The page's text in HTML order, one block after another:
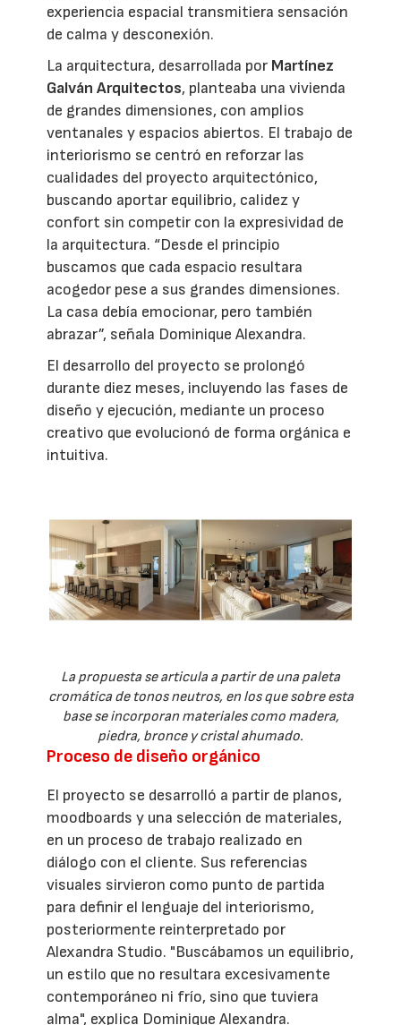
experiencia espacial transmitiera sensación
de calma y desconexión.
La arquitectura, desarrollada por Martínez
Galván Arquitectos, planteaba una vivienda
de grandes dimensiones, con amplios
ventanales y espacios abiertos. El trabajo de
interiorismo se centró en reforzar las
cualidades del proyecto arquitectónico,
buscando aportar equilibrio, calidez y
confort sin competir con la expresividad de
la arquitectura. “Desde el principio
buscamos que cada espacio resultara
acogedor pese a sus grandes dimensiones.
La casa debía emocionar, pero también
abrazar”, señala Dominique Alexandra.
El desarrollo del proyecto se prolongó
durante diez meses, incluyendo las fases de
diseño y ejecución, mediante un proceso
creativo que evolucionó de forma orgánica e
intuitiva.
La propuesta se articula a partir de una paleta
cromática de tonos neutros, en los que sobre esta
base se incorporan materiales como madera,
piedra, bronce y cristal ahumado.
Proceso de diseño orgánico
El proyecto se desarrolló a partir de planos,
moodboards y una selección de materiales,
en un proceso de trabajo realizado en
diálogo con el cliente. Sus referencias
visuales sirvieron como punto de partida
para definir el lenguaje del interiorismo,
posteriormente reinterpretado por
Alexandra Studio. "Buscábamos un equilibrio,
un estilo que no resultara excesivamente
contemporáneo ni frío, sino que tuviera
alma", explica Dominique Alexandra.